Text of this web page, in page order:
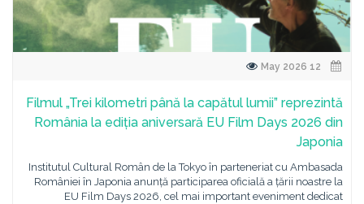
Filmul „Trei kilometri până la capătul lumii” reprezintă
România la ediția aniversară EU Film Days 2026 din
Japonia
Institutul Cultural Român de la Tokyo în parteneriat cu Ambasada
României în Japonia anunță participarea oficială a țării noastre la
EU Film Days 2026, cel mai important eveniment dedicat